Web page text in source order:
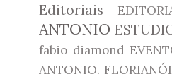
Editoriais
ANTONIO
fabio diamond
ANTONIO.